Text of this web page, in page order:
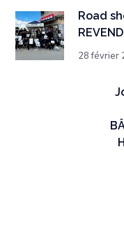
Road
28 février